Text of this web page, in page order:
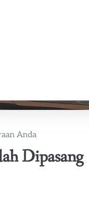
Anda
Dipasang